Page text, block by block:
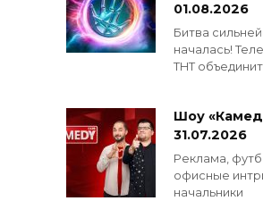
01.08.2026
Битва
началась!
ТНТ объединит
Шоу
31.07.2026
Реклама,
офисные
начальники